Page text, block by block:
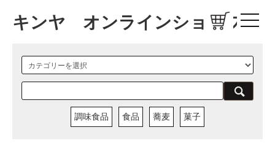
キンヤ オンラインショップ
調味食品 食品 蕎麦 菓子